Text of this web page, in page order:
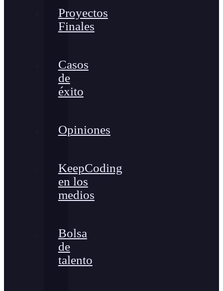
Proyectos
Finales
Casos
de
éxito
Opiniones
KeepCoding
en los
medios
Bolsa
de
talento